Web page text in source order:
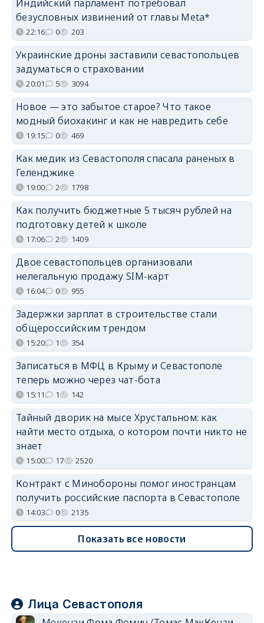
Индийский парламент потребовал
безусловных извинений от главы Meta*
22:16 0 203
Украинские дроны заставили севастопольцев
задуматься о страховании
20:01 5 3094
Новое — это забытое старое? Что такое
модный биохакинг и как не навредить себе
19:15 0 469
Как медик из Севастополя спасала раненых в
Геленджике
19:00 2 1798
Как получить бюджетные 5 тысяч рублей на
подготовку детей к школе
17:06 2 1409
Двое севастопольцев организовали
нелегальную продажу SIM-карт
16:04 0 955
Задержки зарплат в строительстве стали
общероссийским трендом
15:20 1 354
Записаться в МФЦ в Крыму и Севастополе
теперь можно через чат-бота
15:11 1 142
Тайный дворик на мысе Хрустальном: как
найти место отдыха, о котором почти никто не
знает
15:00 17 2520
Контракт с Минобороны помог иностранцам
получить российские паспорта в Севастополе
14:03 0 2135
Показать все новости
Лица Севастополя